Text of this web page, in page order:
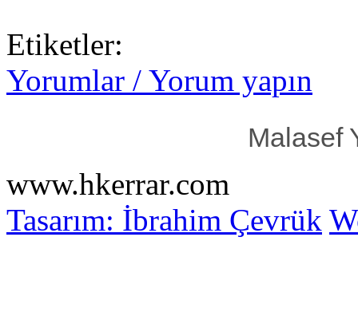
Etiketler:
Yorumlar / Yorum yapın
Malasef
www.hkerrar.com
Tasarım: İbrahim Çevrük